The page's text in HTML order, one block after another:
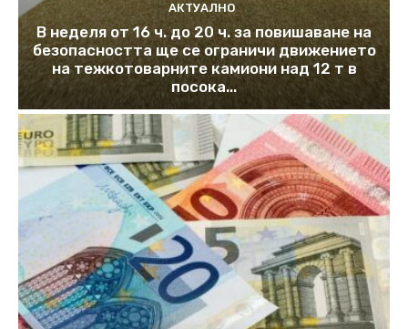
АКТУАЛНО
В неделя от 16 ч. до 20 ч. за повишаване на
безопасността ще се ограничи движението
на тежкотоварните камиони над 12 т в
посока...